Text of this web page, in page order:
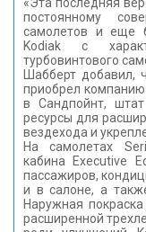
постоянному
самолетов и еще
Kodiak с
турбовинтового
Шабберт добавил,
приобрел
в Сандпойнт,
ресурсы для
вездехода и
На самолетах
кабина Executive
пассажиров,
и в салоне, а
Наружная
расширенной